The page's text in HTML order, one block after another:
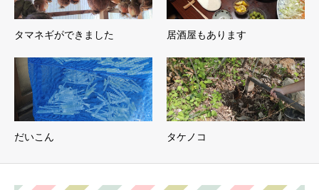
タマネギができました 居酒屋もあります
だいこん タケノコ